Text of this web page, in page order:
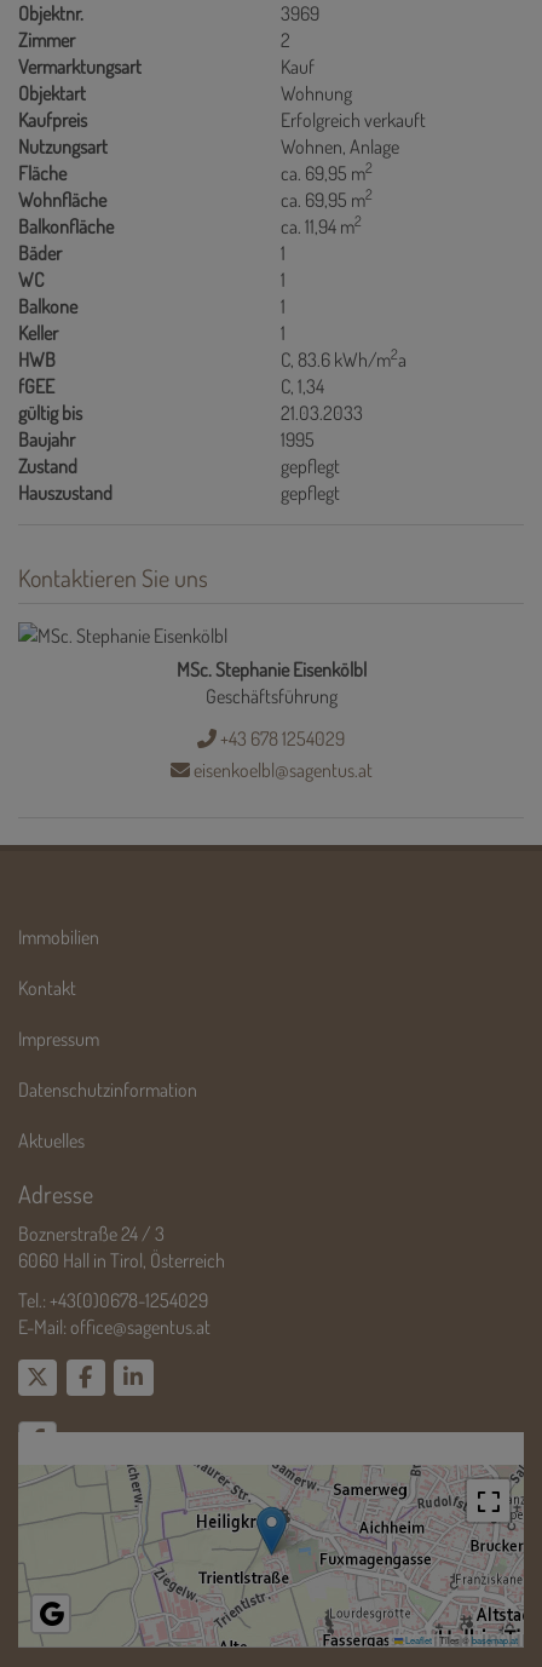
Objektnr.
3969
Zimmer
2
Vermarktungsart
Kauf
Objektart
Wohnung
Kaufpreis
Erfolgreich verkauft
Nutzungsart
Wohnen Anlage
Fläche
ca. 69,95 m2
Wohnfläche ca. 69,95 m2
Balkonfläche ca. 11,94 m2
Bäder
1
WC
1
Balkone
1
Keller
1
HWB
C, 83.6 kWh/m2a
fGEE
C, 1,34
gültig bis
21.03.2033
Baujahr
1995
Zustand
gepflegt
Hauszustand
gepflegt
Kontaktieren Sie uns
MSc. Stephanie Eisenkölbl
Geschäftsführung
+43 678 1254029
eisenkoelbl@sagentus.at
Immobilien
Kontakt
Impressum
Datenschutzinformation
Aktuelles
Adresse
Boznerstraße 24 / 3
6060 Hall in Tirol, Österreich
Tel.: +43(0)0678-1254029
E-Mail: office@sagentus.at
Leaflet| Tiles ©basemap.at